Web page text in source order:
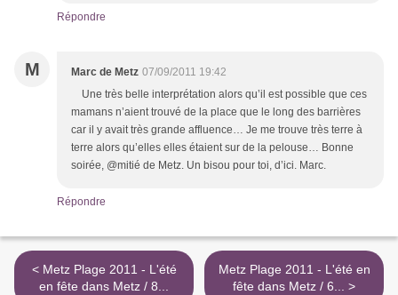
Répondre
M Marc de Metz 07/09/2011 19:42
Une très belle interprétation alors qu’il est possible que ces
mamans n’aient trouvé de la place que le long des barrières
car il y avait très grande affluence… Je me trouve très terre à
terre alors qu’elles elles étaient sur de la pelouse… Bonne
soirée, @mitié de Metz. Un bisou pour toi, d’ici. Marc.
Répondre
< Metz Plage 2011 - L'été
en fête dans Metz / 8...
Metz Plage 2011 - L'été en
fête dans Metz / 6... >